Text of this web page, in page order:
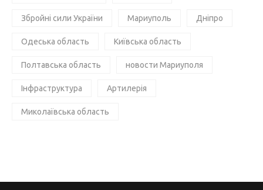
Збройні сили України Мариуполь Дніпро
Одеська область Київська область
Полтавська область новости Мариуполя
Інфраструктура Артилерія
Миколаївська область